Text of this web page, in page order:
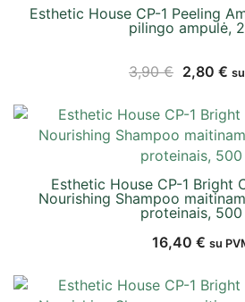
Esthetic House CP-1 Peeling
pilingo ampulė,
3,90€ 2,80 €
Esthetic House CP-1 Bright
Nourishing Shampoo
proteinais, 500
16,40 € su